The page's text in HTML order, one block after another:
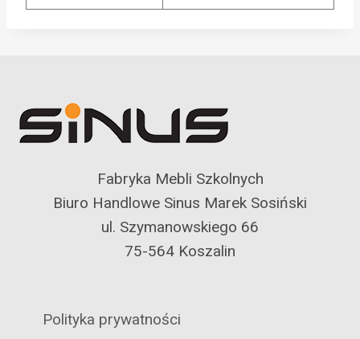
Fabryka Mebli Szkolnych
Biuro Handlowe Sinus Marek Sosiński
ul. Szymanowskiego 66
75-564 Koszalin
Polityka prywatności